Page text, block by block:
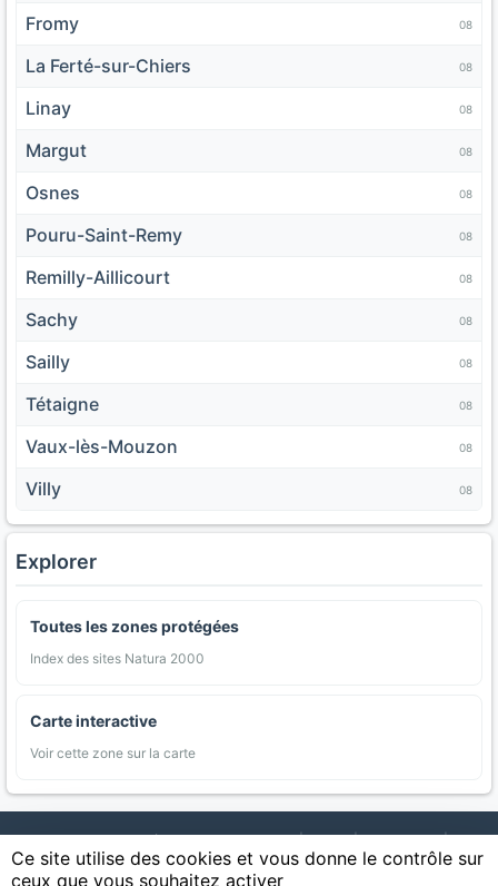
Fromy 08
La Ferté-sur-Chiers 08
Linay 08
Margut 08
Osnes 08
Pouru-Saint-Remy 08
Remilly-Aillicourt 08
Sachy 08
Sailly 08
Tétaigne 08
Vaux-lès-Mouzon 08
Villy 08
Explorer
Toutes les zones protégées
Index des sites Natura 2000
Carte interactive
Voir cette zone sur la carte
AgriMap — Données agricoles ouvertes | Carte | Communes |
Appellations | Regions | Cultures | Zones protégées | Forets |
Littoral | Espaces naturels | Statistiques
Ce site utilise des cookies et vous donne le contrôle sur
ceux que vous souhaitez activer